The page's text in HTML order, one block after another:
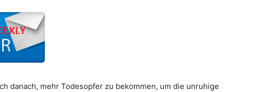
danach, mehr Todesopfer zu bekommen, um die unruhige